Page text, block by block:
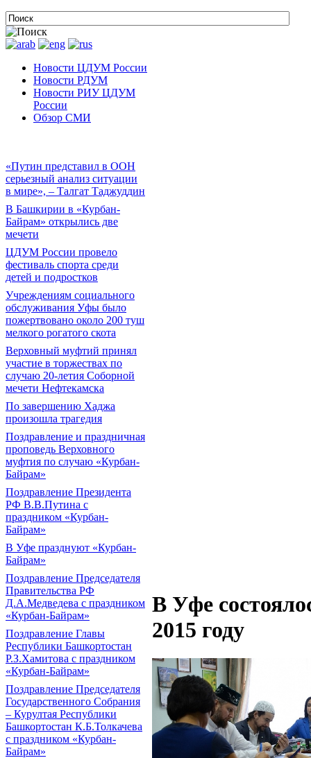
Новости ЦДУМ России
Новости РДУМ
Новости РИУ ЦДУМ
России
Обзор СМИ
«Путин представил в ООН
серьезный анализ ситуации
в мире», – Талгат Таджуддин
В Башкирии в «Курбан-
Байрам» открылись две
мечети
ЦДУМ России провело
фестиваль спорта среди
детей и подростков
Учреждениям социального
обслуживания Уфы было
пожертвовано около 200 туш
мелкого рогатого скота
Верховный муфтий принял
участие в торжествах по
случаю 20-летия Соборной
мечети Нефтекамска
По завершению Хаджа
произошла трагедия
Поздравление и праздничная
проповедь Верховного
муфтия по случаю «Курбан-
Байрам»
Поздравление Президента
РФ В.В.Путина с
праздником «Курбан-
Байрам»
В Уфе празднуют «Курбан-
Байрам»
Поздравление Председателя
Правительства РФ
Д.А.Медведева с праздником
«Курбан-Байрам»
Поздравление Главы
Республики Башкортостан
Р.З.Хамитова с праздником
«Курбан-Байрам»
Поздравление Председателя
Государственного Собрания
– Курултая Республики
Башкортостан К.Б.Толкачева
с праздником «Курбан-
Байрам»
В Уфе
2015 году